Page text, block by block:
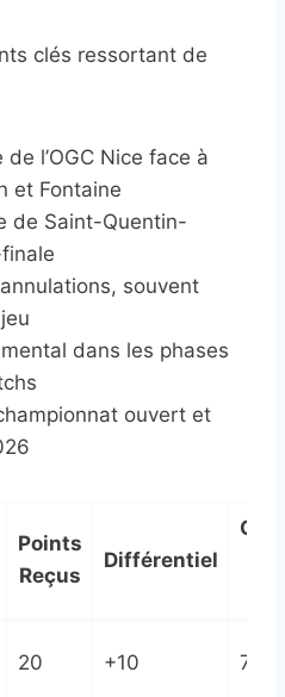
clés ressortant de
l’OGC Nice face à
et Fontaine
de Saint-Quentin-
souvent
dans les phases
ouvert et
Points
Reçus
Différentiel
20 +10